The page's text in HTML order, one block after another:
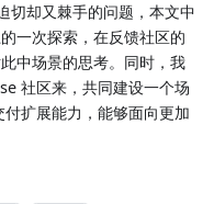
切却又棘手的问题，本文中
一次探索，在反馈社区的
中场景的思考。同时，我
社区来，共同建设一个场
扩展能力，能够面向更加